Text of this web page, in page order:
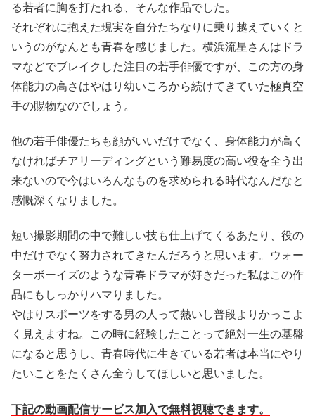
る若者に胸を打たれる、そんな作品でした。
それぞれに抱えた現実を自分たちなりに乗り越えていくと
いうのがなんとも青春を感じました。横浜流星さんはドラ
マなどでブレイクした注目の若手俳優ですが、この方の身
体能力の高さはやはり幼いころから続けてきていた極真空
手の賜物なのでしょう。
他の若手俳優たちも顔がいいだけでなく、身体能力が高く
なければチアリーディングという難易度の高い役を全う出
来ないので今はいろんなものを求められる時代なんだなと
感慨深くなりました。
短い撮影期間の中で難しい技も仕上げてくるあたり、役の
中だけでなく努力されてきたんだろうと思います。ウォー
ターボーイズのような青春ドラマが好きだった私はこの作
品にもしっかりハマりました。
やはりスポーツをする男の人って熱いし普段よりかっこよ
く見えますね。この時に経験したことって絶対一生の基盤
になると思うし、青春時代に生きている若者は本当にやり
たいことをたくさん全うしてほしいと思いました。
下記の動画配信サービス加入で無料視聴できます。